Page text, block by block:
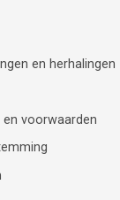
en herhalingen
voorwaarden